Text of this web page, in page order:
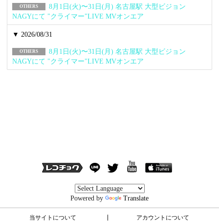
OTHERS
8月1日(火)〜31日(月) 名古屋駅 大型ビジョン
NAGYにて "クライマー"LIVE MVオンエア
▼ 2026/08/31
OTHERS
8月1日(火)〜31日(月) 名古屋駅 大型ビジョン
NAGYにて "クライマー"LIVE MVオンエア
Powered by Translate
当サイトについて アカウントについて